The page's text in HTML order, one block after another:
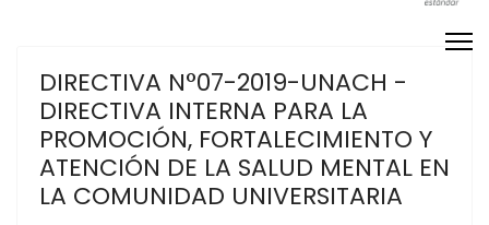
DIRECTIVA N°07-2019-UNACH -
DIRECTIVA INTERNA PARA LA
PROMOCIÓN, FORTALECIMIENTO Y
ATENCIÓN DE LA SALUD MENTAL EN
LA COMUNIDAD UNIVERSITARIA